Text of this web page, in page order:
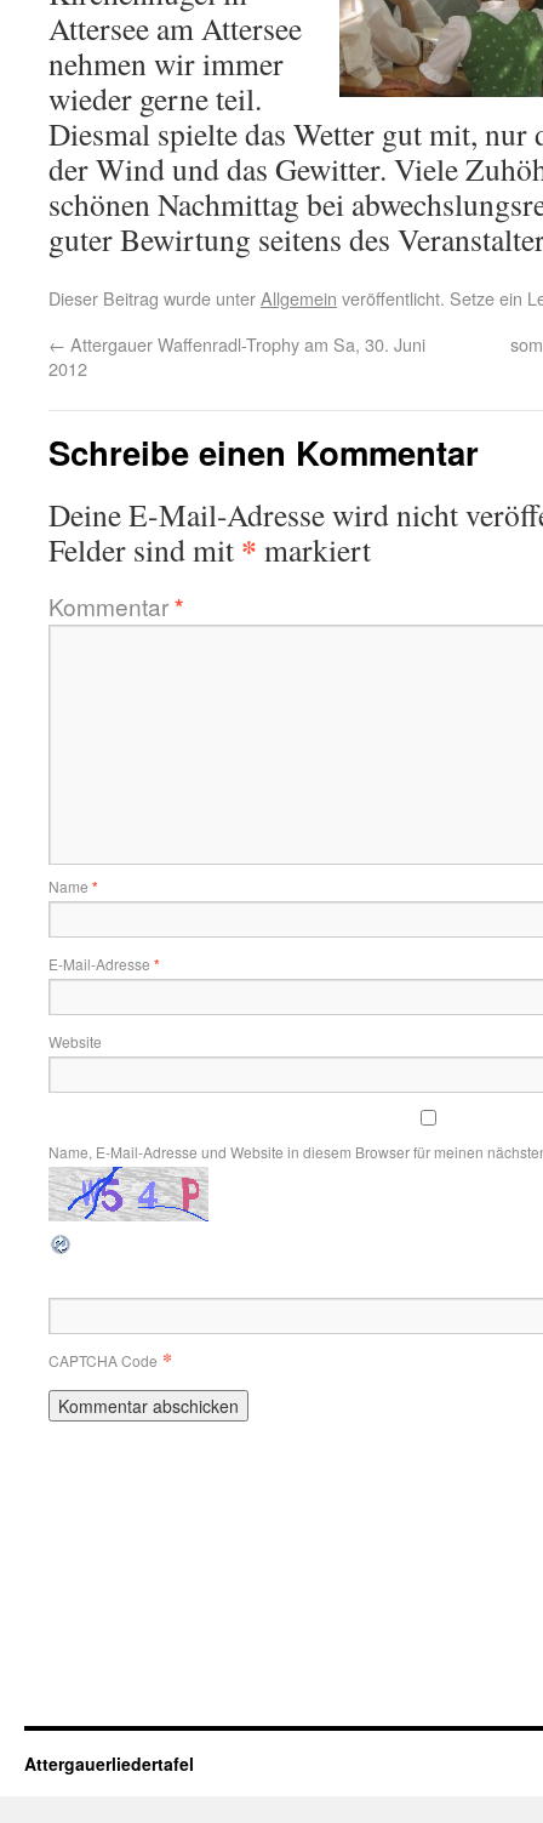
Attersee am Attersee
nehmen wir immer
wieder gerne teil.
Diesmal spielte das Wetter gut mit, nur
der Wind und das Gewitter. Viele
schönen Nachmittag bei
guter Bewirtung seitens des
Dieser Beitrag wurde unterAllgemein veröffentlicht. Setze ein
← Attergauer Waffenradl-Trophy am Sa, 30. Juni
2012
Schreibe einen Kommentar
Deine E-Mail-Adresse wird nicht
Felder sind mit * markiert
Kommentar*
Name *
E-Mail-Adresse *
Website
Name, E-Mail-Adresse und Website in diesem Browser für meinen
CAPTCHA Code *
Attergauerliedertafel